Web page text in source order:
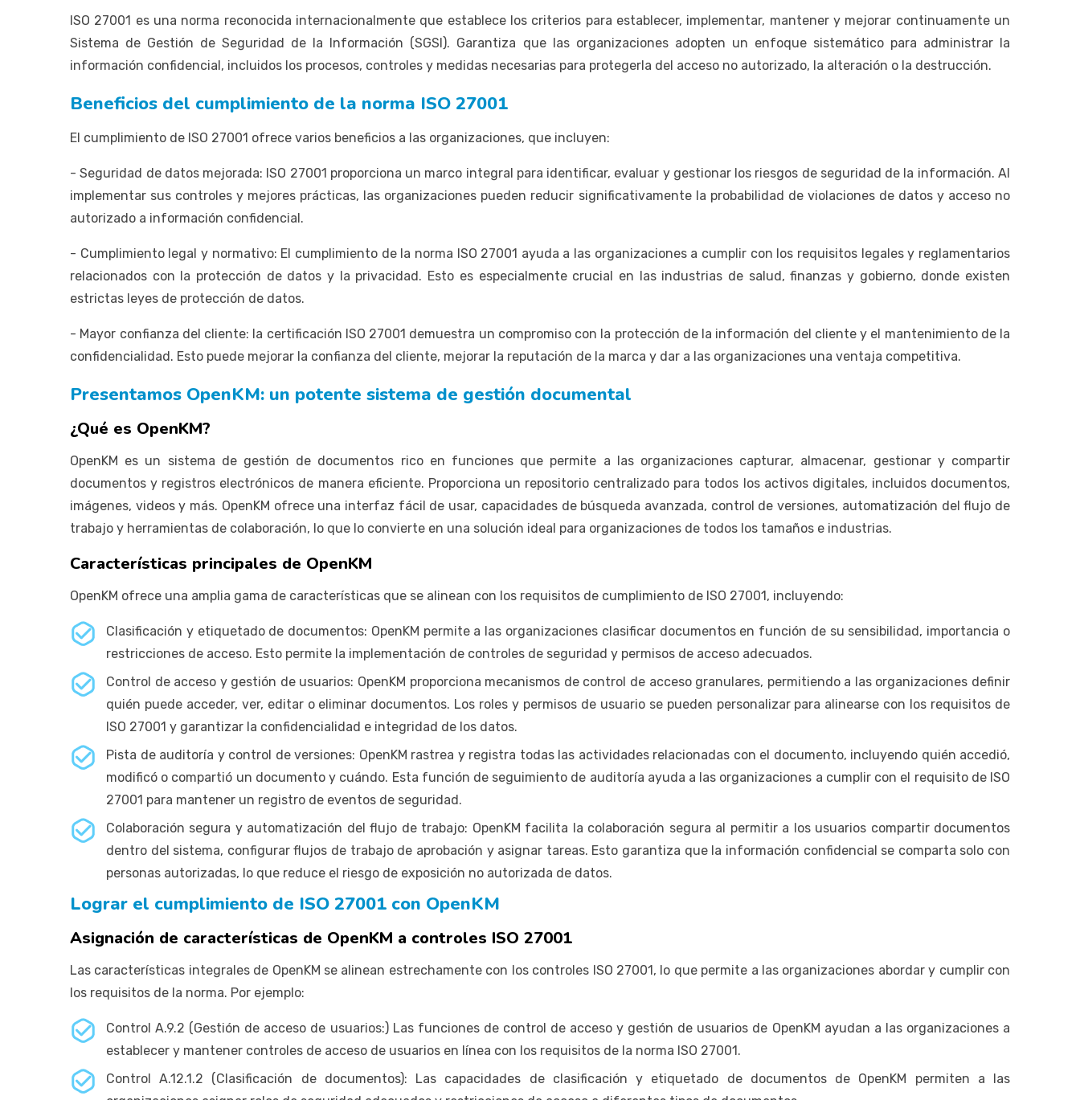
ISO 27001 es una norma reconocida internacionalmente que establece los criterios para establecer, implementar, mantener y mejorar continuamente un
Sistema de Gestión de Seguridad de la Información (SGSI). Garantiza que las organizaciones adopten un enfoque sistemático para administrar la
información confidencial, incluidos los procesos, controles y medidas necesarias para protegerla del acceso no autorizado, la alteración o la destrucción.
Beneficios del cumplimiento de la norma ISO 27001
El cumplimiento de ISO 27001 ofrece varios beneficios a las organizaciones, que incluyen:
- Seguridad de datos mejorada: ISO 27001 proporciona un marco integral para identificar, evaluar y gestionar los riesgos de seguridad de la información. Al
implementar sus controles y mejores prácticas, las organizaciones pueden reducir significativamente la probabilidad de violaciones de datos y acceso no
autorizado a información confidencial.
- Cumplimiento legal y normativo: El cumplimiento de la norma ISO 27001 ayuda a las organizaciones a cumplir con los requisitos legales y reglamentarios
relacionados con la protección de datos y la privacidad. Esto es especialmente crucial en las industrias de salud, finanzas y gobierno, donde existen
estrictas leyes de protección de datos.
- Mayor confianza del cliente: la certificación ISO 27001 demuestra un compromiso con la protección de la información del cliente y el mantenimiento de la
confidencialidad. Esto puede mejorar la confianza del cliente, mejorar la reputación de la marca y dar a las organizaciones una ventaja competitiva.
Presentamos OpenKM: un potente sistema de gestión documental
¿Qué es OpenKM?
OpenKM es un sistema de gestión de documentos rico en funciones que permite a las organizaciones capturar, almacenar, gestionar y compartir
documentos y registros electrónicos de manera eficiente. Proporciona un repositorio centralizado para todos los activos digitales, incluidos documentos,
imágenes, videos y más. OpenKM ofrece una interfaz fácil de usar, capacidades de búsqueda avanzada, control de versiones, automatización del flujo de
trabajo y herramientas de colaboración, lo que lo convierte en una solución ideal para organizaciones de todos los tamaños e industrias.
Características principales de OpenKM
OpenKM ofrece una amplia gama de características que se alinean con los requisitos de cumplimiento de ISO 27001, incluyendo:
Clasificación y etiquetado de documentos: OpenKM permite a las organizaciones clasificar documentos en función de su sensibilidad, importancia o
restricciones de acceso. Esto permite la implementación de controles de seguridad y permisos de acceso adecuados.
Control de acceso y gestión de usuarios: OpenKM proporciona mecanismos de control de acceso granulares, permitiendo a las organizaciones definir
quién puede acceder, ver, editar o eliminar documentos. Los roles y permisos de usuario se pueden personalizar para alinearse con los requisitos de
ISO 27001 y garantizar la confidencialidad e integridad de los datos.
Pista de auditoría y control de versiones: OpenKM rastrea y registra todas las actividades relacionadas con el documento, incluyendo quién accedió,
modificó o compartió un documento y cuándo. Esta función de seguimiento de auditoría ayuda a las organizaciones a cumplir con el requisito de ISO
27001 para mantener un registro de eventos de seguridad.
Colaboración segura y automatización del flujo de trabajo: OpenKM facilita la colaboración segura al permitir a los usuarios compartir documentos
dentro del sistema, configurar flujos de trabajo de aprobación y asignar tareas. Esto garantiza que la información confidencial se comparta solo con
personas autorizadas, lo que reduce el riesgo de exposición no autorizada de datos.
Lograr el cumplimiento de ISO 27001 con OpenKM
Asignación de características de OpenKM a controles ISO 27001
Las características integrales de OpenKM se alinean estrechamente con los controles ISO 27001, lo que permite a las organizaciones abordar y cumplir con
los requisitos de la norma. Por ejemplo:
Control A.9.2 (Gestión de acceso de usuarios:) Las funciones de control de acceso y gestión de usuarios de OpenKM ayudan a las organizaciones a
establecer y mantener controles de acceso de usuarios en línea con los requisitos de la norma ISO 27001.
Control A.12.1.2 (Clasificación de documentos): Las capacidades de clasificación y etiquetado de documentos de OpenKM permiten a las